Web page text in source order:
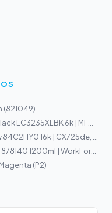
(821049)
(P2)